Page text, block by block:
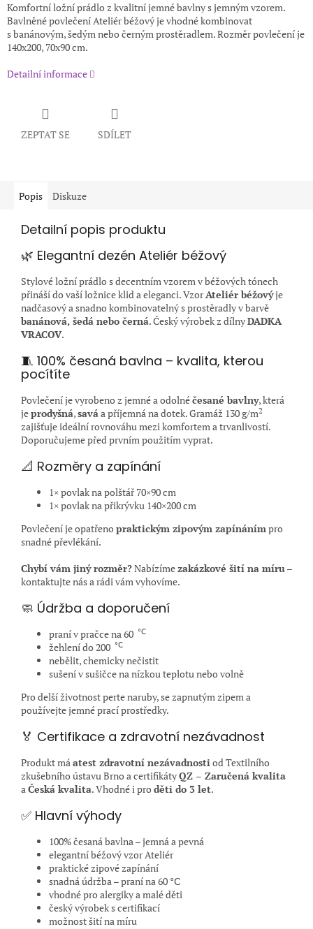
Komfortní ložní prádlo z kvalitní jemné bavlny s jemným vzorem.
Bavlněné povlečení Ateliér béžový je vhodné kombinovat
s banánovým, šedým nebo černým prostěradlem. Rozměr povlečení je
140x200, 70x90 cm.
Detailní informace
ZEPTAT SE SDÍLET
Popis Diskuze
Detailní popis produktu
🌿 Elegantní dezén Ateliér béžový
Stylové ložní prádlo s decentním vzorem v béžových tónech
přináší do vaší ložnice klid a eleganci. VzorAteliér béžovýje
nadčasový a snadno kombinovatelný s prostěradly v barvě
banánová, šedá nebo černá. Český výrobek z dílnyDADKA
VRACOV.
🧵 100% česaná bavlna – kvalita, kterou
pocítíte
Povlečení je vyrobeno z jemné a odolnéčesané bavlny, která
jeprodyšná,saváa příjemná na dotek. Gramáž 130 g/m2
zajišťuje ideální rovnováhu mezi komfortem a trvanlivostí.
Doporučujeme před prvním použitím vyprat.
📐 Rozměry a zapínání
1× povlak na polštář 70×90 cm
1× povlak na přikrývku 140×200 cm
Povlečení je opatřenopraktickým zipovým zapínánímpro
snadné převlékání.
Chybí vám jiný rozměr?Nabízímezakázkové šití na míru–
kontaktujte nás a rádi vám vyhovíme.
🧼 Údržba a doporučení
praní v pračce na 60 °C
žehlení do 200 °C
nebělit, chemicky nečistit
sušení v sušičce na nízkou teplotu nebo volně
Pro delší životnost perte naruby, se zapnutým zipem a
používejte jemné prací prostředky.
🏅 Certifikace a zdravotní nezávadnost
Produkt máatest zdravotní nezávadnostiod Textilního
zkušebního ústavu Brno a certifikátyQZ – Zaručená kvalita
aČeská kvalita. Vhodné i proděti do 3 let.
✅ Hlavní výhody
100% česaná bavlna – jemná a pevná
elegantní béžový vzor Ateliér
praktické zipové zapínání
snadná údržba – praní na 60 °C
vhodné pro alergiky a malé děti
český výrobek s certifikací
možnost šití na míru